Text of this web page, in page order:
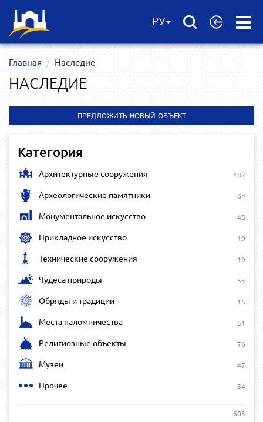
Open
РУ
Главная Наследие
НАСЛЕДИЕ
ПРЕДЛОЖИТЬ НОВЫЙ ОБЪЕКТ
Категория
Архитектурные сооружения 182
Археологические памятники 64
Монументальное искусство 45
Прикладное искусство 19
Технические сооружения 19
Чудеса природы 53
Обряды и традиции 15
Места паломничества 51
Религиозные объекты 76
Музеи 47
Прочее 34
605